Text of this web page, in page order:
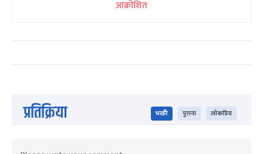
आक्रोशित
प्रतिक्रिया भर्खरै पुराना लोकप्रिय